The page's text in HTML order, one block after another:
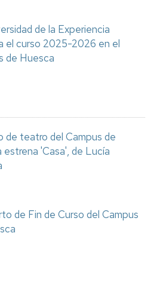
de la Experiencia
el curso 2025-2026 en el
de Huesca
de teatro del Campus de
estrena 'Casa', de Lucía
de Fin de Curso del Campus